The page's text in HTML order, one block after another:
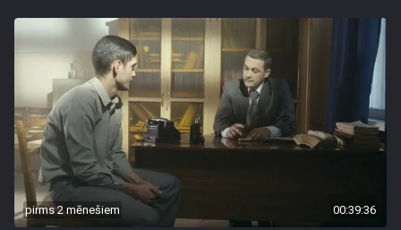
pirms 2 mēnešiem 00:39:36